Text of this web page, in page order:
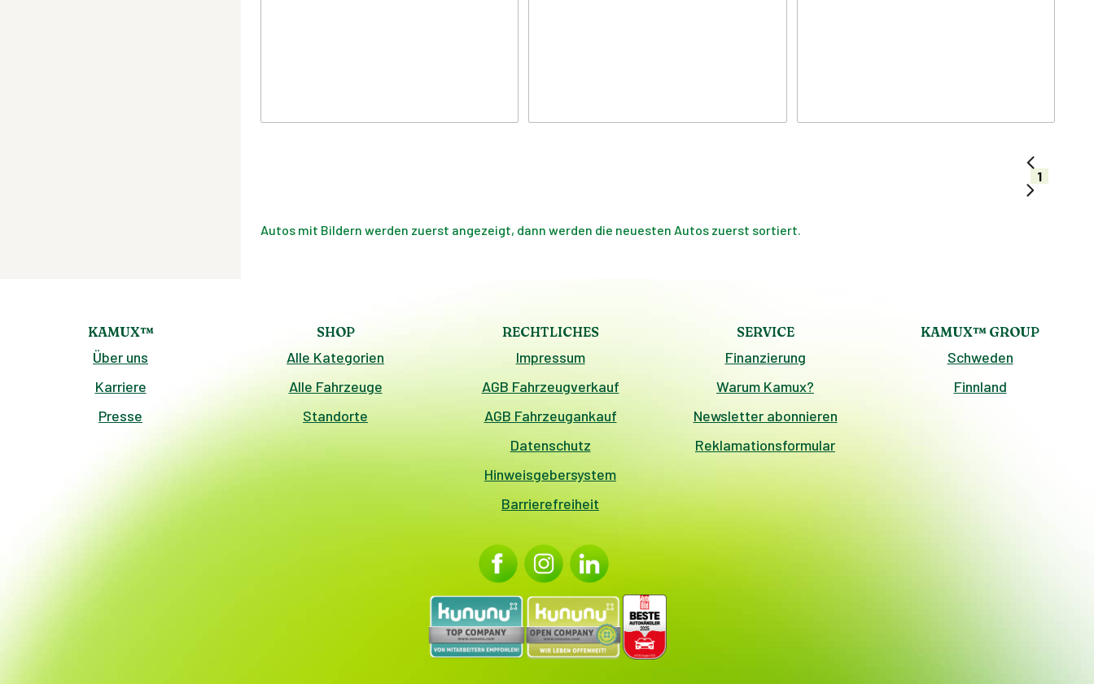
1
Autos mit Bildern werden zuerst angezeigt, dann werden die neuesten Autos zuerst sortiert.
KAMUX™
Über uns
Karriere
Presse
SHOP
Alle Kategorien
Alle Fahrzeuge
Standorte
RECHTLICHES
Impressum
AGB Fahrzeugverkauf
AGB Fahrzeugankauf
Datenschutz
Hinweisgebersystem
Barrierefreiheit
SERVICE
Finanzierung
Warum Kamux?
Newsletter abonnieren
Reklamationsformular
KAMUX™ GROUP
Schweden
Finnland